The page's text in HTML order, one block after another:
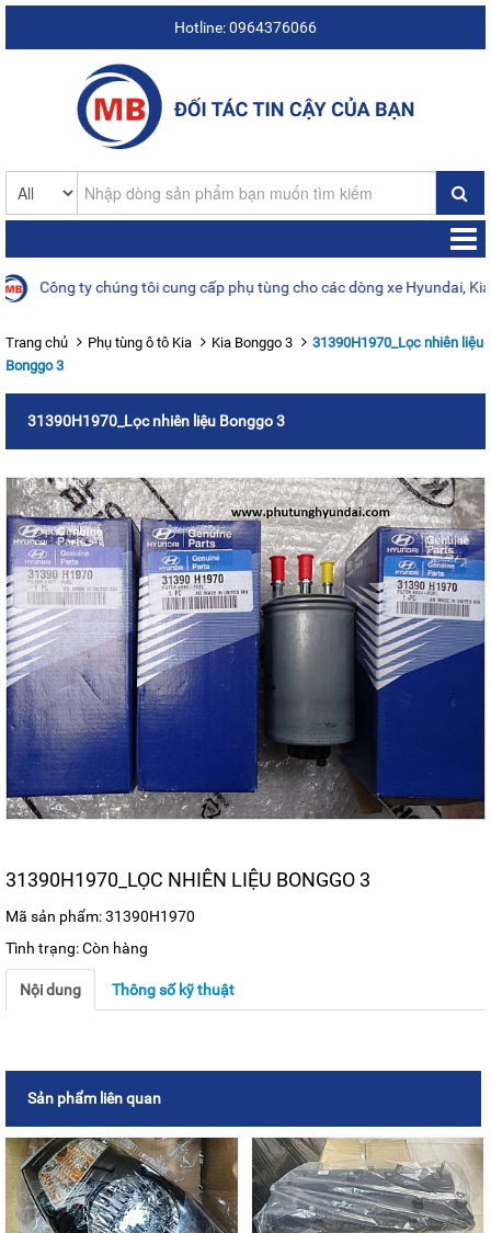
Hotline: 0964376066
Công ty chúng tôi cung cấp phụ tùng cho các dòng xe Hyundai, Kia,
Trang chủ Phụ tùng ô tô Kia Kia Bonggo 3
31390H1970_Lọc nhiên liệu
Bonggo 3
31390H1970_Lọc nhiên liệu Bonggo 3
31390H1970_LỌC NHIÊN LIỆU BONGGO 3
Mã sản phẩm: 31390H1970
Tình trạng: Còn hàng
Nội dung Thông số kỹ thuật
Sản phẩm liên quan